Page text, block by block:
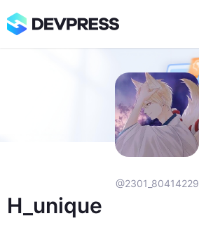
@2301_80414229
H_unique